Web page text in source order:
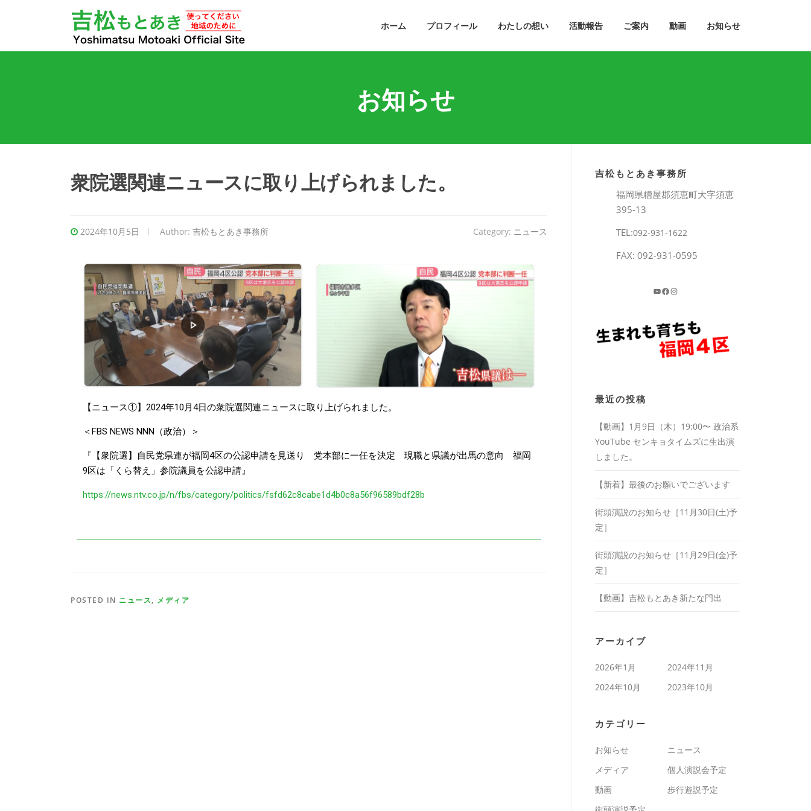
ホーム プロフィール わたしの想い 活動報告 ご案内 動画 お知らせ
お知らせ
衆院選関連ニュースに取り上げられました。
2024年10月5日 Author: 吉松もとあき事務所 Category: ニュース
【ニュース①】2024年10月4日の衆院選関連ニュースに取り上げられました。
＜FBS NEWS NNN（政治）＞
『【衆院選】自民党県連が福岡4区の公認申請を見送り 党本部に一任を決定 現職と県議が出馬の意向 福岡
9区は「くら替え」参院議員を公認申請』
https://news.ntv.co.jp/n/fbs/category/politics/fsfd62c8cabe1d4b0c8a56f96589bdf28b
POSTED IN ニュース, メディア
吉松もとあき事務所
福岡県糟屋郡須恵町大字須恵
395-13
TEL:092‐931‐1622
FAX: 092-931-0595
最近の投稿
【動画】1月9日（木）19:00〜 政治系
YouTube センキョタイムズに生出演
しました。
【新着】最後のお願いでございます
街頭演説のお知らせ［11月30日(土)予
定］
街頭演説のお知らせ［11月29日(金)予
定］
【動画】吉松もとあき新たな門出
アーカイブ
2026年1月
2024年11月
2024年10月
2023年10月
カテゴリー
お知らせ
ニュース
メディア
個人演説会予定
動画
歩行遊説予定